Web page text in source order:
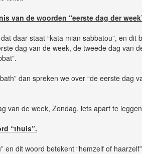
van de woorden “eerste dag der
daar staat “kata mian sabbatou”, en dit
dag van de week, de tweede dag
dan spreken we over “de eerste dag
van de week, Zondag, iets apart te
“thuis”.
en dit woord betekent “hemzelf of